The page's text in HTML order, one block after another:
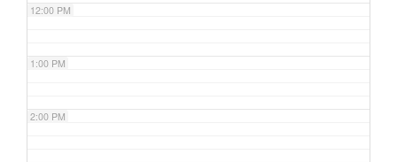
12:00 PM
1:00 PM
2:00 PM